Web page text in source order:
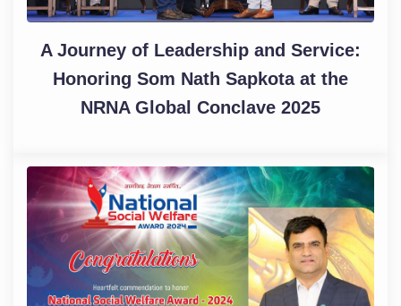
A Journey of Leadership and Service:
Honoring Som Nath Sapkota at the
NRNA Global Conclave 2025